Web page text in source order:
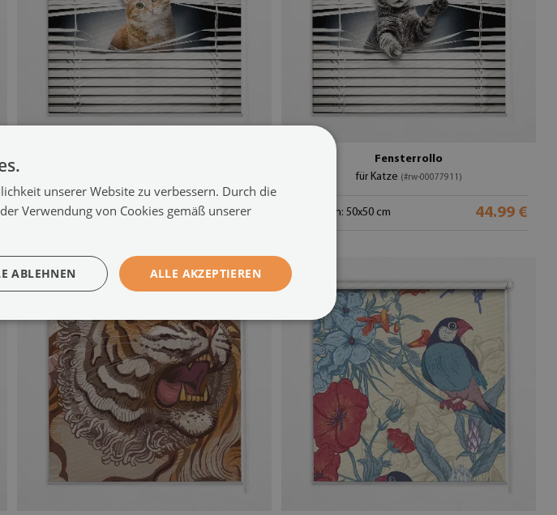
Größe von: 50x50 cm 44.99 €
Fensterrollo
für Katze (#rw-00077911)
Größe von: 50x50 cm 44.99 €
unserer Website zu verbessern. Durch die
Verwendung von Cookies gemäß unserer
ALLE AKZEPTIEREN
ABLEHNEN